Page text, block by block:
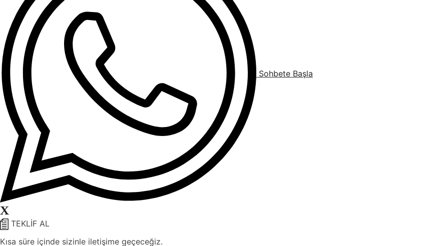
Sohbete Başla
X
TEKLİF AL
Kısa süre içinde sizinle iletişime geçeceğiz.